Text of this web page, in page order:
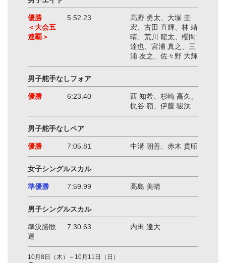
優勝
＜大会五
連覇＞
5:52.23
高野 勇太、大塚 圭
宏、古田 直輝、林 靖
晴、荒川 龍太、櫻間
達也、宮浦 真之、三
浦 友之、佐々野 大輝
男子舵手なしフォア
優勝 6:23.40
西 知希、杉崎 高久、
梶谷 嶺、伊藤 駿汰
男子舵手なしペア
優勝 7:05.81 中溝 朝善、赤木 貴昭
女子シングルスカル
準優勝 7:59.99 高島 美晴
男子シングルスカル
準決勝敗
退
7:30.63 内田 達大
10月8日（木）～10月11日（日）